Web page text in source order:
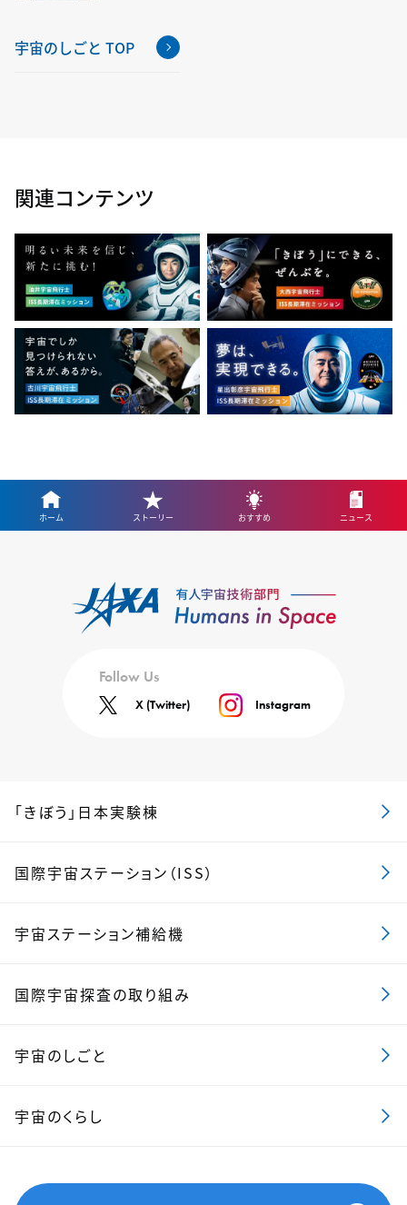
宇宙のしごと TOP
関連コンテンツ
ホーム ストーリー おすすめ ニュース
Follow Us
X (Twitter) Instagram
「きぼう」日本実験棟
国際宇宙ステーション（ISS）
宇宙ステーション補給機
国際宇宙探査の取り組み
宇宙のしごと
宇宙のくらし